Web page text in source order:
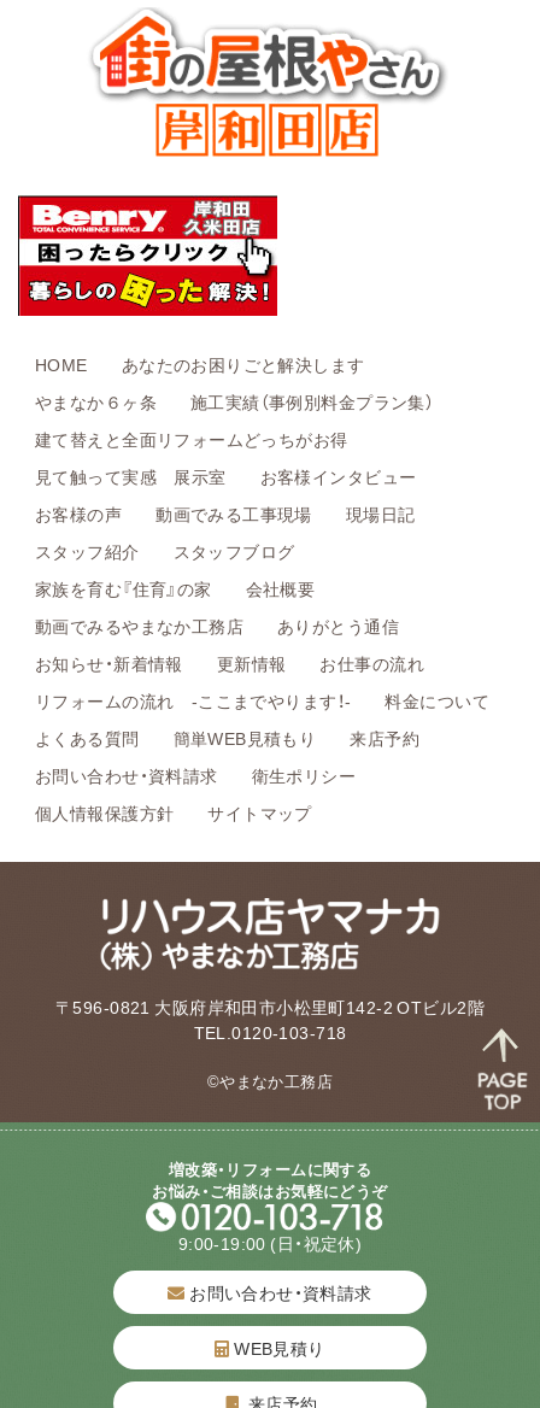
HOME
あなたのお困りごと解決します
やまなか６ヶ条
施工実績（事例別料金プラン集）
建て替えと全面リフォームどっちがお得
見て触って実感 展示室
お客様インタビュー
お客様の声
動画でみる工事現場
現場日記
スタッフ紹介
スタッフブログ
家族を育む『住育』の家
会社概要
動画でみるやまなか工務店
ありがとう通信
お知らせ・新着情報
更新情報
お仕事の流れ
リフォームの流れ -ここまでやります！-
料金について
よくある質問
簡単WEB見積もり
来店予約
お問い合わせ・資料請求
衛生ポリシー
個人情報保護方針
サイトマップ
〒596-0821 大阪府岸和田市小松里町142-2 OTビル2階
TEL.0120-103-718
©やまなか工務店
増改築・リフォームに関する
お悩み・ご相談はお気軽にどうぞ
9:00-19:00 (日・祝定休)
お問い合わせ・資料請求
WEB見積り
来店予約